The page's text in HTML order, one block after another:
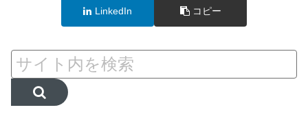
LinkedIn コピー